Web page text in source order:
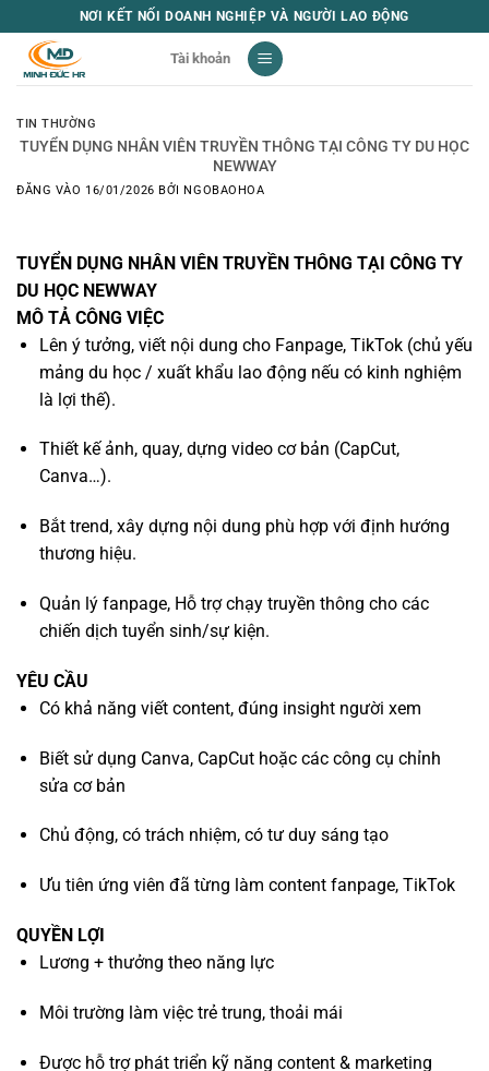
qua
NƠI KẾT NỐI DOANH NGHIỆP VÀ NGƯỜI LAO ĐỘNG
Tài khoản
TIN THƯỜNG
TUYỂN DỤNG NHÂN VIÊN TRUYỀN THÔNG TẠI CÔNG TY DU HỌC
NEWWAY
ĐĂNG VÀO 16/01/2026 BỞINGOBAOHOA
TUYỂN DỤNG NHÂN VIÊN TRUYỀN THÔNG TẠI CÔNG TY
DU HỌC NEWWAY
MÔ TẢ CÔNG VIỆC
Lên ý tưởng, viết nội dung cho Fanpage, TikTok (chủ yếu
mảng du học / xuất khẩu lao động nếu có kinh nghiệm
là lợi thế).
Thiết kế ảnh, quay, dựng video cơ bản (CapCut,
Canva…).
Bắt trend, xây dựng nội dung phù hợp với định hướng
thương hiệu.
Quản lý fanpage, Hỗ trợ chạy truyền thông cho các
chiến dịch tuyển sinh/sự kiện.
YÊU CẦU
Có khả năng viết content, đúng insight người xem
Biết sử dụng Canva, CapCut hoặc các công cụ chỉnh
sửa cơ bản
Chủ động, có trách nhiệm, có tư duy sáng tạo
Ưu tiên ứng viên đã từng làm content fanpage, TikTok
QUYỀN LỢI
Lương + thưởng theo năng lực
Môi trường làm việc trẻ trung, thoải mái
Được hỗ trợ phát triển kỹ năng content & marketing